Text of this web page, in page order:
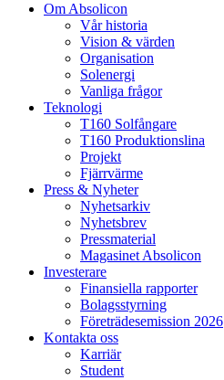
Om Absolicon
Vår historia
Vision & värden
Organisation
Solenergi
Vanliga frågor
Teknologi
T160 Solfångare
T160 Produktionslina
Projekt
Fjärrvärme
Press & Nyheter
Nyhetsarkiv
Nyhetsbrev
Pressmaterial
Magasinet Absolicon
Investerare
Finansiella rapporter
Bolagsstyrning
Företrädesemission 2026
Kontakta oss
Karriär
Student